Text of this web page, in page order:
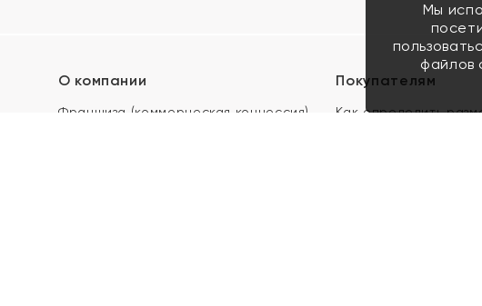
О компании
Франшиза (коммерческая концессия)
Покупателям
Как определить
Мы
файлов